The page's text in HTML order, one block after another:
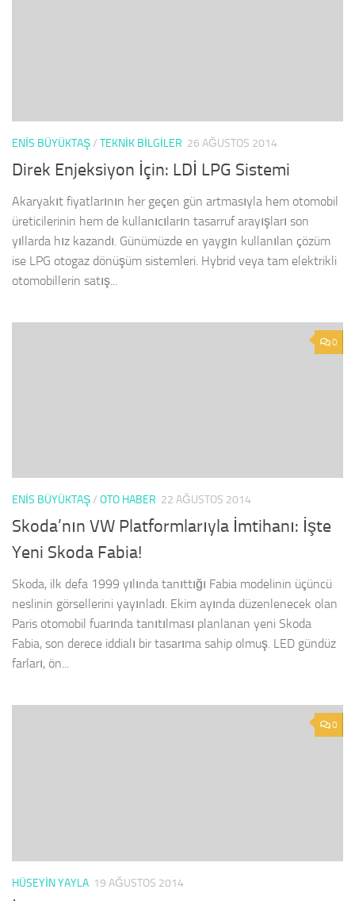
ENIS BÜYÜKTAŞ/ TEKNIK BILGILER 26 AĞUSTOS 2014
Direk Enjeksiyon İçin: LDİ LPG Sistemi
Akaryakıt fiyatlarının her geçen gün artmasıyla hem otomobil
üreticilerinin hem de kullanıcıların tasarruf arayışları son
yıllarda hız kazandı. Günümüzde en yaygın kullanılan çözüm
ise LPG otogaz dönüşüm sistemleri. Hybrid veya tam elektrikli
otomobillerin satış...
0
ENIS BÜYÜKTAŞ/ OTO HABER 22 AĞUSTOS 2014
Skoda’nın VW Platformlarıyla İmtihanı: İşte
Yeni Skoda Fabia!
Skoda, ilk defa 1999 yılında tanıttığı Fabia modelinin üçüncü
neslinin görsellerini yayınladı. Ekim ayında düzenlenecek olan
Paris otomobil fuarında tanıtılması planlanan yeni Skoda
Fabia, son derece iddialı bir tasarıma sahip olmuş. LED gündüz
farları, ön...
0
HÜSEYIN YAYLA 19 AĞUSTOS 2014